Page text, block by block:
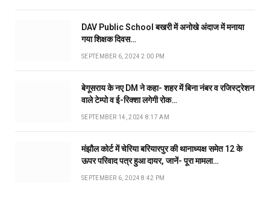
DAV Public School बखरी में अनोखे अंदाज में मनाया
गया शिक्षक दिवस…
SEPTEMBER 6, 2024 2:00 PM
बेगूसराय के नए DM ने कहा- शहर में बिना नंबर व रजिस्ट्रेशन
वाले टेम्पो व ई-रिक्शा लगेगी रोक…
SEPTEMBER 14, 2024 8:17 AM
मंझौल कोर्ट में चेरिया बरियारपुर की थानाध्यक्ष समेत 12 के
ऊपर परिवाद पत्र हुआ दायर, जानें- पूरा मामला…
SEPTEMBER 6, 2024 8:42 PM